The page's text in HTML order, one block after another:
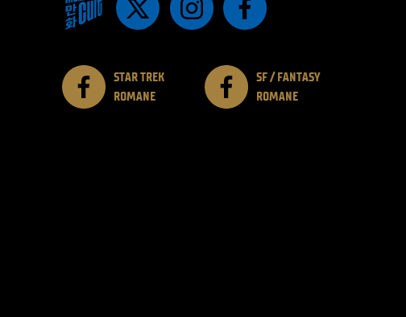
STAR TREK
ROMANE
SF / FANTASY
ROMANE